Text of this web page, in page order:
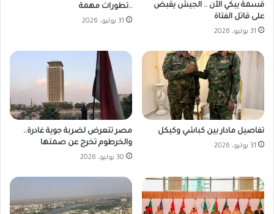
قسمة يبكي الآن .. الجيش يقبض
على قاتل الفتاة
31 يوليو، 2026
..تطورات مهمة
31 يوليو، 2026
تفاصيل مادار بين كباشي وكيكل
31 يوليو، 2026
مصر تتعرض لضربة جوية غادرة..
والخرطوم تخرج عن صمتها
30 يوليو، 2026